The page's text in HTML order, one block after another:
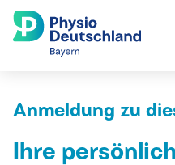
Anmeldung zu
Ihre